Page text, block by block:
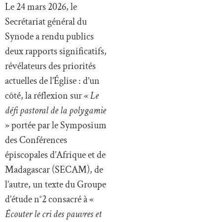
Le 24 mars 2026, le
Secrétariat général du
Synode a rendu publics
deux rapports significatifs,
révélateurs des priorités
actuelles de l’Église : d’un
côté, la réflexion sur «Le
défi pastoral de la polygamie
» portée par le Symposium
des Conférences
épiscopales d’Afrique et de
Madagascar (SECAM), de
l’autre, un texte du Groupe
d’étude n°2 consacré à «
Écouter le cri des pauvres et